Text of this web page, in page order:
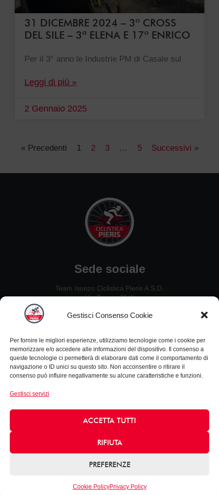
Gestisci Consenso Cookie
Per fornire le migliori esperienze, utilizziamo tecnologie come i cookie per
memorizzare e/o accedere alle informazioni del dispositivo. Il consenso a
queste tecnologie ci permetterà di elaborare dati come il comportamento di
navigazione o ID unici su questo sito. Non acconsentire o ritirare il
consenso può influire negativamente su alcune caratteristiche e funzioni.
Gestisci servizi
ACCETTA TUTTI
RIFIUTA
PREFERENZE
Cookie PolicyPrivacy Policy
31 DICEMBRE 2024 – 3º CROSS
DEL SILE – 3ª ELENA E 17º ENRICO
Per il 3° anno le Industrie PM di Casale sul
Leggi di più »
2 Gennaio 2025
« Precedenti 1 2 3 … 5 Successivi »
Sede sociale
Team Isonzo Ciclistica Pieris A.S.D.
Via Trieste 75/A
Ezio De Crignis: 328 2637451
Guido Carlet: 333 5342954
Nillo Canciani: 338 4933730
Leonardo Zanello: 347 4656952
Privacy Policy
Design bySemplitech Srl​
GESTISCI CONSENSO COOKIE